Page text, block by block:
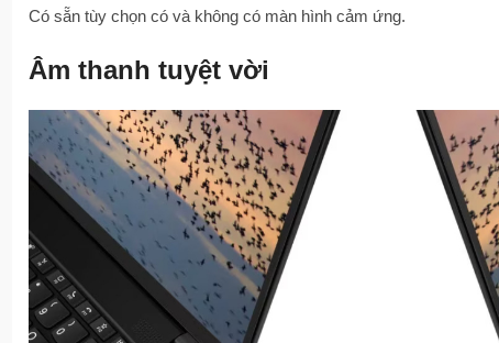
Có sẵn tùy chọn có và không có màn hình cảm ứng.
Âm thanh tuyệt vời